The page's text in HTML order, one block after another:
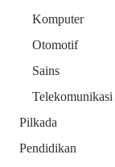
Komputer
Otomotif
Sains
Telekomunikasi
Pilkada
Pendidikan